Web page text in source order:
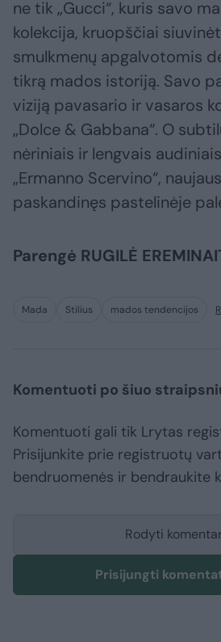
ne tik „Gucci“, kuris savo
kolekcija, kruopščiai
smulkmenų apgalvotomis
tikrą mados istoriją. Savo
viziją pavasario ir vasaros
„Dolce & Gabbana“. O
nėriniais ir lengvais
„Ermanno Scervino“,
paskandinęs pastelinėje
Parengė RUGILĖ
Mada Stilius mados tendencijos
Komentuoti po šiuo
Komentuoti gali tik Lrytas
Prisijunkite prie registruotų
bendruomenės ir bendraukite
Rodyti
Prisijungti